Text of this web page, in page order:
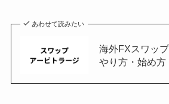
あわせて読みたい
海外FXスワッ
やり方・始め方